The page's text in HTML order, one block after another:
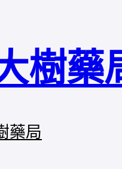
樹藥
藥局